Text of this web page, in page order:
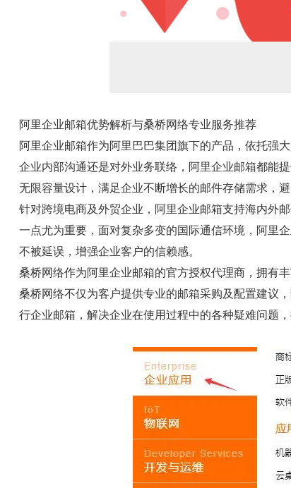
阿里企业邮箱优势解析与桑桥网络专业服务推荐
阿里企业邮箱作为阿里巴巴集团旗下的产品，依托强
企业内部沟通还是对外业务联络，阿里企业邮箱都能
无限容量设计，满足企业不断增长的邮件存储需求，避
针对跨境电商及外贸企业，阿里企业邮箱支持海内外
一点尤为重要，面对复杂多变的国际通信环境，阿里
不被延误，增强企业客户的信赖感。
桑桥网络作为阿里企业邮箱的官方授权代理商，拥有
桑桥网络不仅为客户提供专业的邮箱采购及配置建议
行企业邮箱，解决企业在使用过程中的各种疑难问题